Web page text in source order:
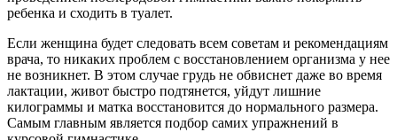
ребенка и сходить в туалет.
Если женщина будет следовать всем советам и рекомендациям
врача, то никаких проблем с восстановлением организма у нее
не возникнет. В этом случае грудь не обвиснет даже во время
лактации, живот быстро подтянется, уйдут лишние
килограммы и матка восстановится до нормального размера.
Самым главным является подбор самих упражнений в